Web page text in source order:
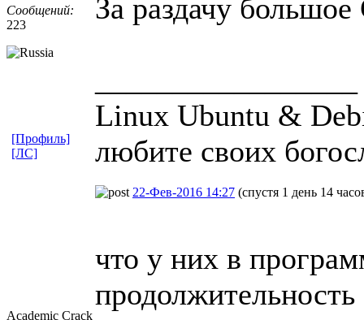
Сообщений:
223
За раздачу
Linux Ubuntu &
любите своих
[Профиль]
[ЛС]
Academic Crack
22-Фев-2016 14:27 (спустя 1 день 14
что у них в